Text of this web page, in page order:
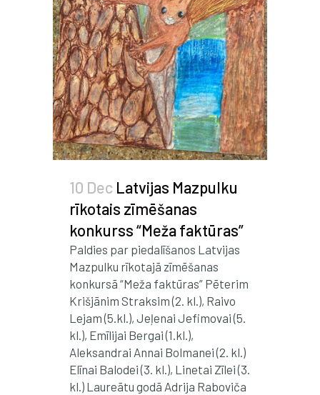
10 Dec Latvijas Mazpulku
rīkotais zīmēšanas
konkurss “Meža faktūras”
Paldies par piedalīšanos Latvijas
Mazpulku rīkotajā zīmēšanas
konkursā “Meža faktūras” Pēterim
Krišjānim Straksim (2. kl.), Raivo
Lejam (5.kl.), Jeļenai Jefimovai (5.
kl.), Emīlijai Bergai (1.kl.),
Aleksandrai Annai Bolmanei (2. kl.)
Elīnai Balodei (3. kl.), Linetai Zīlei (3.
kl.) Laureātu godā Adrija Raboviča